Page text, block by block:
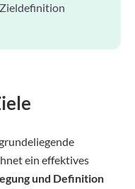
ein effektives
und Definition